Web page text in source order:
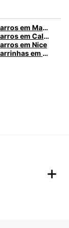
Aluguer de carros em Madrid
Aluguer de carros em Caldas da Rainha
em Nice
Aluguer de carrinhas em Santa Maria da Feira